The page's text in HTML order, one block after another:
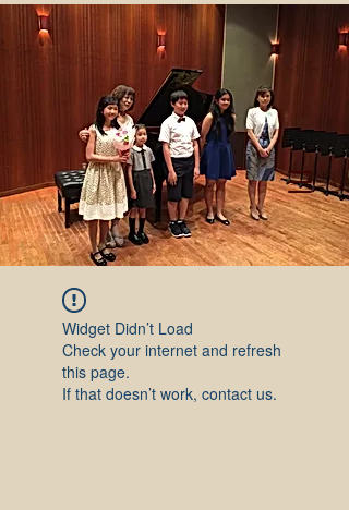
Widget Didn’t Load
Check your internet and refresh
this page.
If that doesn’t work, contact us.